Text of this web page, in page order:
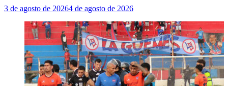
3 de agosto de 20264 de agosto de 2026